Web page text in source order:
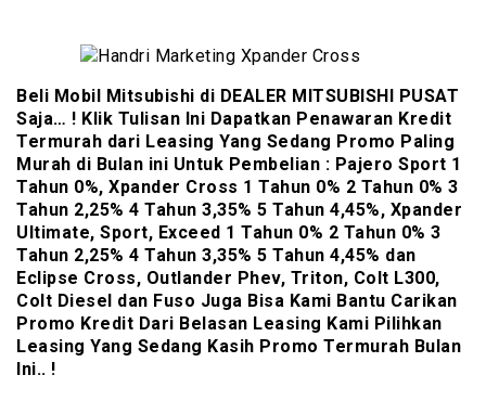
Beli Mobil Mitsubishi di DEALER MITSUBISHI PUSAT
Saja… ! Klik Tulisan Ini Dapatkan Penawaran Kredit
Termurah dari Leasing Yang Sedang Promo Paling
Murah di Bulan ini Untuk Pembelian : Pajero Sport 1
Tahun 0%, Xpander Cross 1 Tahun 0% 2 Tahun 0% 3
Tahun 2,25% 4 Tahun 3,35% 5 Tahun 4,45%, Xpander
Ultimate, Sport, Exceed 1 Tahun 0% 2 Tahun 0% 3
Tahun 2,25% 4 Tahun 3,35% 5 Tahun 4,45% dan
Eclipse Cross, Outlander Phev, Triton, Colt L300,
Colt Diesel dan Fuso Juga Bisa Kami Bantu Carikan
Promo Kredit Dari Belasan Leasing Kami Pilihkan
Leasing Yang Sedang Kasih Promo Termurah Bulan
Ini.. !